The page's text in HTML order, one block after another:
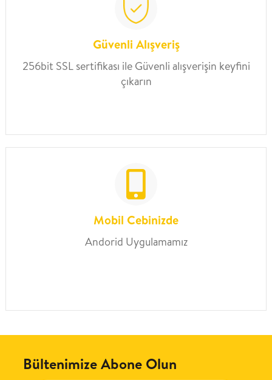
Güvenli Alışveriş
256bit SSL sertifikası ile Güvenli alışverişin keyfini
çıkarın
Mobil Cebinizde
Andorid Uygulamamız
Bültenimize Abone Olun